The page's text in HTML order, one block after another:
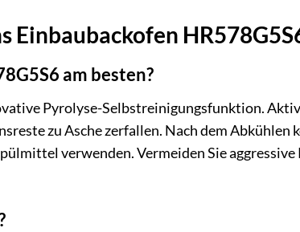
Einbaubackofen
am besten?
Pyrolyse-Selbstreinigungsfunktion.
zu Asche zerfallen. Nach dem Abkühlen
verwenden. Vermeiden Sie